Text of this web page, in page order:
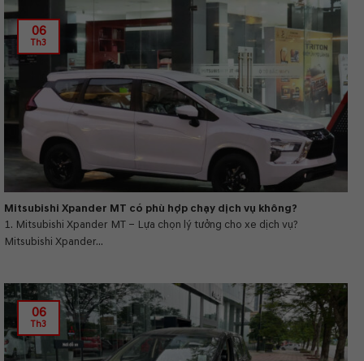
Mitsubishi Xpander MT có phù hợp chạy dịch vụ không?
1. Mitsubishi Xpander MT – Lựa chọn lý tưởng cho xe dịch vụ?
Mitsubishi Xpander...
06
Th3
06
Th3